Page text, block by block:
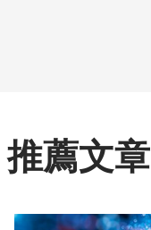
推薦文章